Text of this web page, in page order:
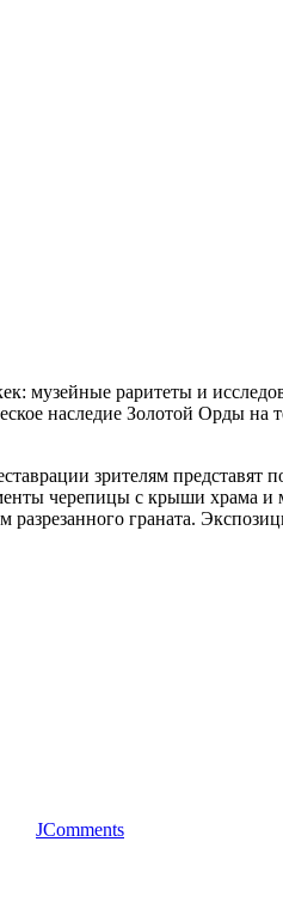
музейные раритеты и
наследие Золотой Орды
зрителям
черепицы с крыши храма
граната.
JComments